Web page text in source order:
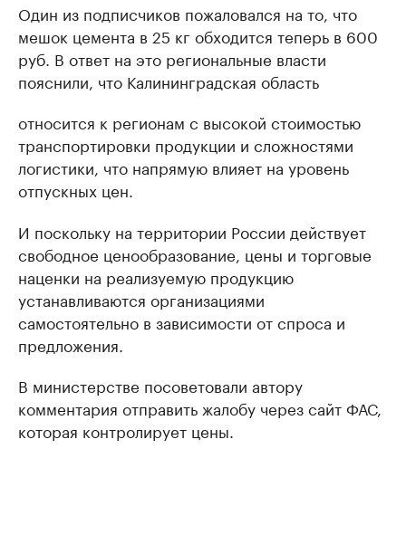
Один из подписчиков пожаловался на то, что
мешок цемента в 25 кг обходится теперь в 600
руб. В ответ на это региональные власти
пояснили, что Калининградская область
относится к регионам с высокой стоимостью
транспортировки продукции и сложностями
логистики, что напрямую влияет на уровень
отпускных цен.
И поскольку на территории России действует
свободное ценообразование, цены и торговые
наценки на реализуемую продукцию
устанавливаются организациями
самостоятельно в зависимости от спроса и
предложения.
В министерстве посоветовали автору
комментария отправить жалобу через сайт ФАС,
которая контролирует цены.